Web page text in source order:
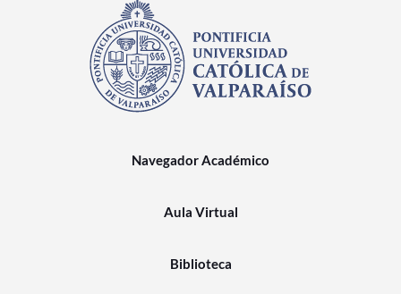
Navegador Académico
Aula Virtual
Biblioteca